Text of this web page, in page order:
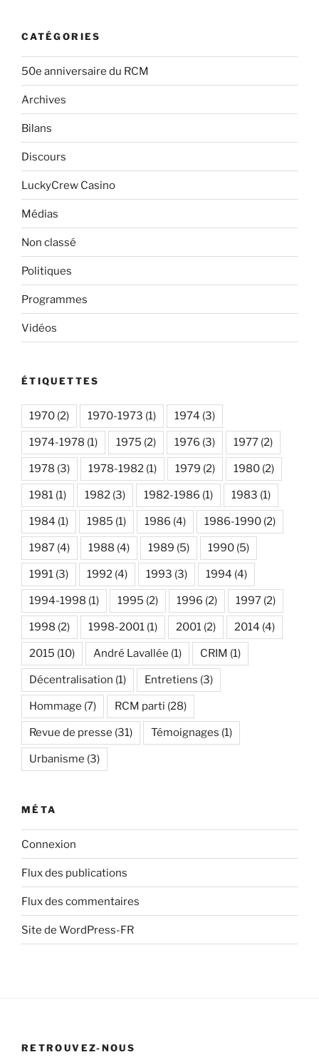
CATÉGORIES
50e anniversaire du RCM
Archives
Bilans
Discours
LuckyCrew Casino
Médias
Non classé
Politiques
Programmes
Vidéos
ÉTIQUETTES
1970 (2) 1970-1973 (1) 1974 (3)
1974-1978 (1) 1975 (2) 1976 (3) 1977 (2)
1978 (3) 1978-1982 (1) 1979 (2) 1980 (2)
1981 (1) 1982 (3) 1982-1986 (1) 1983 (1)
1984 (1) 1985 (1) 1986 (4) 1986-1990 (2)
1987 (4) 1988 (4) 1989 (5) 1990 (5)
1991 (3) 1992 (4) 1993 (3) 1994 (4)
1994-1998 (1) 1995 (2) 1996 (2) 1997 (2)
1998 (2) 1998-2001 (1) 2001 (2) 2014 (4)
2015 (10) André Lavallée (1) CRIM (1)
Décentralisation (1) Entretiens (3)
Hommage (7) RCM parti (28)
Revue de presse (31) Témoignages (1)
Urbanisme (3)
MÉTA
Connexion
Flux des publications
Flux des commentaires
Site de WordPress-FR
RETROUVEZ-NOUS